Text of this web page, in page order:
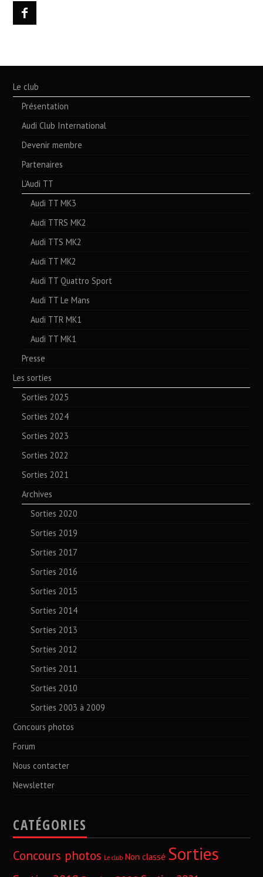
Le club
Présentation
Audi Club International
Devenir membre
Partenaires
L’Audi TT
Audi TT MK3
Audi TTRS MK2
Audi TTS MK2
Audi TT MK2
Audi TT Quattro Sport
Audi TT Le Mans
Audi TTR MK1
Audi TT MK1
Presse
Les sorties
Sorties 2025
Sorties 2024
Sorties 2023
Sorties 2022
Sorties 2021
Archives
Sorties 2020
Sorties 2019
Sorties 2017
Sorties 2016
Sorties 2015
Sorties 2014
Sorties 2013
Sorties 2012
Sorties 2011
Sorties 2010
Sorties 2003 à 2009
Concours photos
Forum
Nous contacter
Newsletter
CATÉGORIES
Concours photos Le club Non classé Sorties